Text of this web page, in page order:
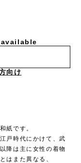
向け
紙です。
戸時代にかけて、武
降は主に女性の着物
はまた異なる、